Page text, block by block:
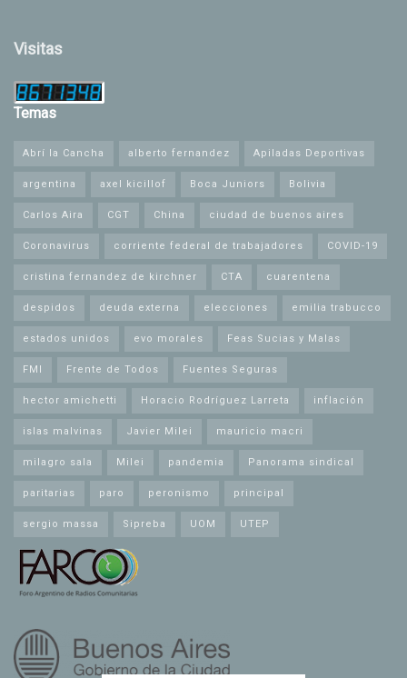
Visitas
Temas
Abrí la Cancha alberto fernandez Apiladas Deportivas
argentina axel kicillof Boca Juniors Bolivia
Carlos Aira CGT China ciudad de buenos aires
Coronavirus corriente federal de trabajadores COVID-19
cristina fernandez de kirchner CTA cuarentena
despidos deuda externa elecciones emilia trabucco
estados unidos evo morales Feas Sucias y Malas
FMI Frente de Todos Fuentes Seguras
hector amichetti Horacio Rodríguez Larreta inflación
islas malvinas Javier Milei mauricio macri
milagro sala Milei pandemia Panorama sindical
paritarias paro peronismo principal
sergio massa Sipreba UOM UTEP